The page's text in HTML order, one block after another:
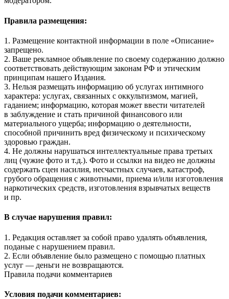
Правила размещения:
1. Размещение контактной информации в поле «Описание»
запрещено.
2. Ваше рекламное объявление по своему содержанию должно
соответствовать действующим законам РФ и этическим
принципам нашего Издания.
3. Нельзя размещать информацию об услугах интимного
характера: услугах, связанных с оккультизмом, магией,
гаданием; информацию, которая может ввести читателей
в заблуждение и стать причиной финансового или
материального ущерба; информацию о деятельности,
способной причинить вред физическому и психическому
здоровью граждан.
4. Не должны нарушаться интеллектуальные права третьих
лиц (чужие фото и т.д.). Фото и ссылки на видео не должны
содержать сцен насилия, несчастных случаев, катастроф,
грубого обращения с животными, приема и/или изготовления
наркотических средств, изготовления взрывчатых веществ
и пр.
В случае нарушения правил:
1. Редакция оставляет за собой право удалять объявления,
поданые с нарушением правил.
2. Если объявление было размещено с помощью платных
услуг — деньги не возвращаются.
Правила подачи комментариев
Условия подачи комментариев: